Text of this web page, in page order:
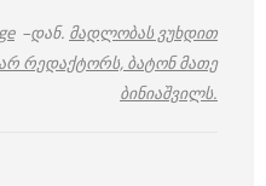
–დან. მადლობას ვუხდით
რედაქტორს, ბატონ მათე
ბინიაშვილს.